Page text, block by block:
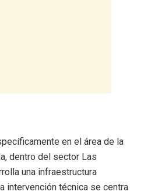
en el área de la
dentro del sector Las
una infraestructura
intervención técnica se centra